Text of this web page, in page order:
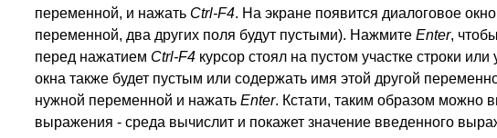
переменной, и нажать Ctrl-F4. На экране появится диалоговое
переменной, два других поля будут пустыми). Нажмите Enter,
перед нажатием Ctrl-F4 курсор стоял на пустом участке строки
окна также будет пустым или содержать имя этой другой
нужной переменной и нажать Enter. Кстати, таким образом можно
выражения - среда вычислит и покажет значение введенного